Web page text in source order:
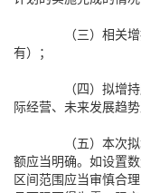
（三）相关
有）；
（四）拟增
际经营、未来发展趋
（五）本次
额应当明确。如设置
区间范围应当审慎合